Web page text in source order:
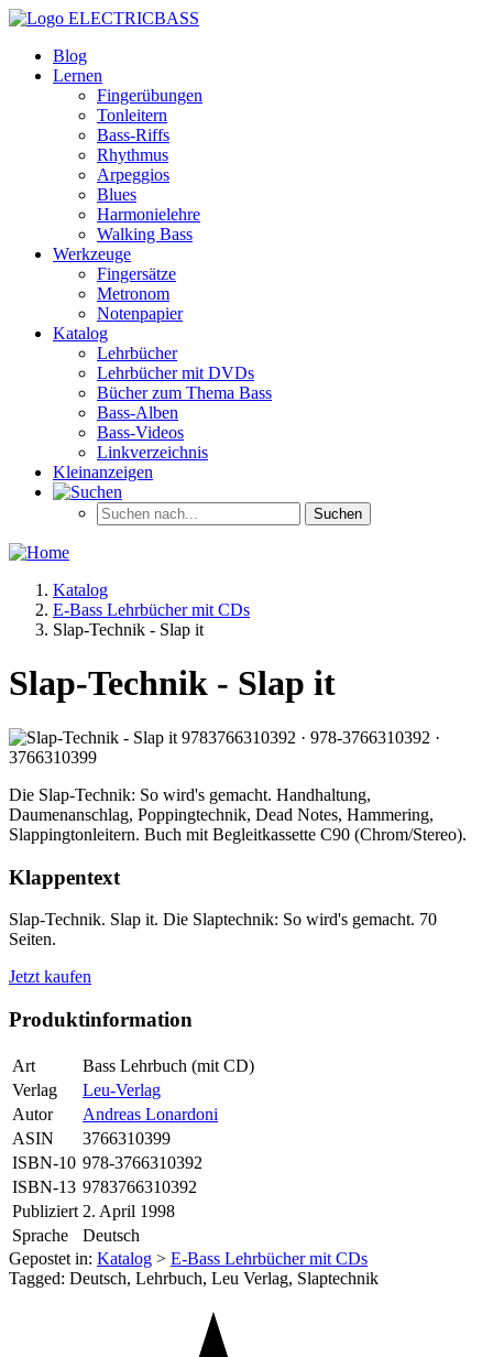
ELECTRICBASS
Blog
Lernen
Fingerübungen
Tonleitern
Bass-Riffs
Rhythmus
Arpeggios
Blues
Harmonielehre
Walking Bass
Werkzeuge
Fingersätze
Metronom
Notenpapier
Katalog
Lehrbücher
Lehrbücher mit DVDs
Bücher zum Thema Bass
Bass-Alben
Bass-Videos
Linkverzeichnis
Kleinanzeigen
Katalog
E-Bass Lehrbücher mit CDs
Slap-Technik - Slap it
Slap-Technik - Slap it
Die Slap-Technik: So wird's gemacht. Handhaltung,
Daumenanschlag, Poppingtechnik, Dead Notes, Hammering,
Slappingtonleitern. Buch mit Begleitkassette C90 (Chrom/Stereo).
Klappentext
Slap-Technik. Slap it. Die Slaptechnik: So wird's gemacht. 70
Seiten.
Jetzt kaufen
Produktinformation
Art
Bass Lehrbuch (mit CD)
Verlag
Leu-Verlag
Autor
Andreas Lonardoni
ASIN
3766310399
ISBN-10 978-3766310392
ISBN-13 9783766310392
Publiziert 2. April 1998
Sprache
Deutsch
Gepostet in: Katalog > E-Bass Lehrbücher mit CDs
Tagged: Deutsch, Lehrbuch, Leu Verlag, Slaptechnik